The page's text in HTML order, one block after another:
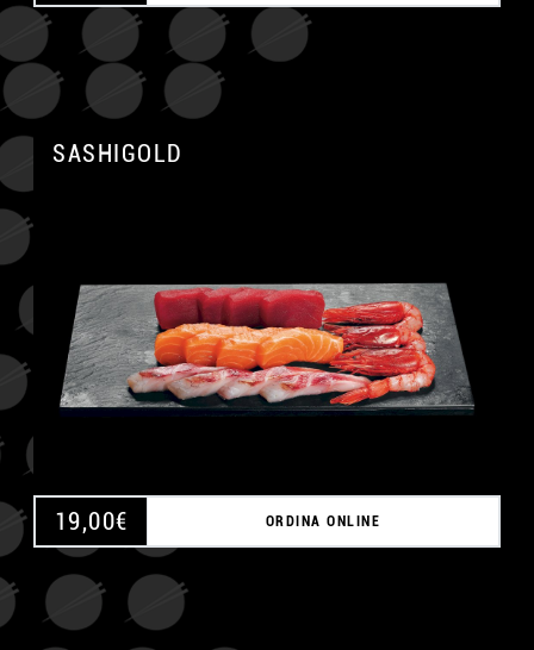
SASHIGOLD
19,00€ ORDINA ONLINE